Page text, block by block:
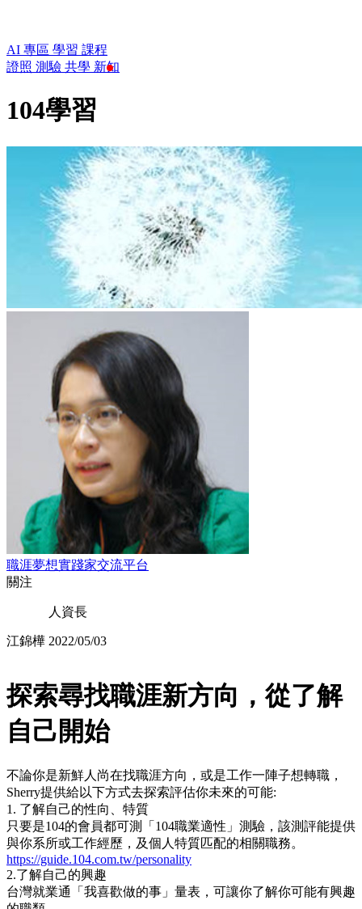
AI 專區 學習 課程
證照 測驗 共學 新知
104學習
職涯夢想實踐家交流平台
關注
江錦樺
人資長
2022/05/03
探索尋找職涯新方向，從了解
自己開始
不論你是新鮮人尚在找職涯方向，或是工作一陣子想轉職，
Sherry提供給以下方式去探索評估你未來的可能:
1. 了解自己的性向、特質
只要是104的會員都可測「104職業適性」測驗，該測評能提供
與你系所或工作經歷，及個人特質匹配的相關職務。
https://guide.104.com.tw/personality
2.了解自己的興趣
台灣就業通「我喜歡做的事」量表，可讓你了解你可能有興趣